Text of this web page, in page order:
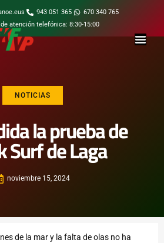
943 051 365
670 340 765
atención telefónica: 8:30-15:00
NOTICIAS
la prueba de
Surf de Laga
noviembre 15, 2024
de la mar y la falta de olas no ha